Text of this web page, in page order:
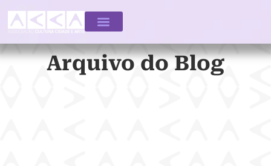
Arquivo do Blog